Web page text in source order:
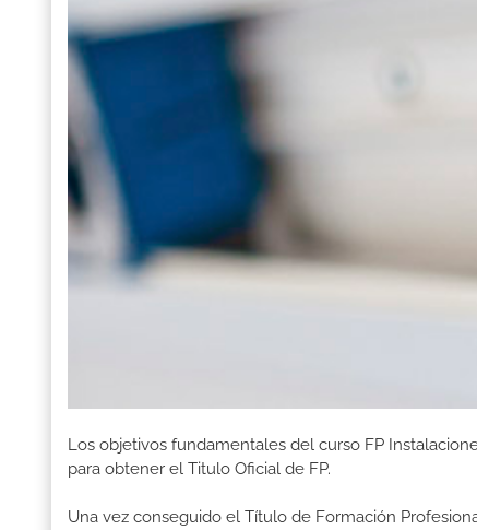
Los objetivos fundamentales del curso FP
para obtener el Titulo Oficial de FP.
Una vez conseguido el Título de Formación